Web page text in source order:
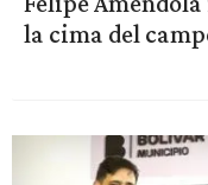
la cima del